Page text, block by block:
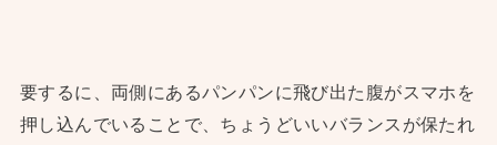
要するに、両側にあるパンパンに飛び出た腹がスマホを
押し込んでいることで、ちょうどいいバランスが保たれ